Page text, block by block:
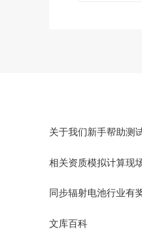
关于我们 新手帮助测
相关资质模拟计算现
同步辐射电池行业有
文库百科